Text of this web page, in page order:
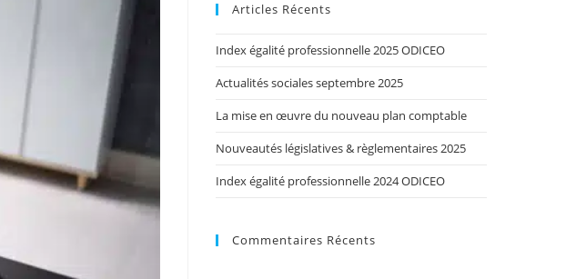
Articles Récents
Index égalité professionnelle 2025 ODICEO
Actualités sociales septembre 2025
La mise en œuvre du nouveau plan comptable
Nouveautés législatives & règlementaires 2025
Index égalité professionnelle 2024 ODICEO
Commentaires Récents